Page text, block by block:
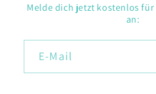
Melde dich jetzt kostenlos
an:
E-Mail